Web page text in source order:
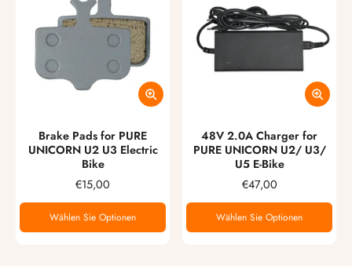
Brake Pads for PURE
UNICORN U2 U3 Electric
Bike
€15,00
Wählen Sie Optionen
48V 2.0A Charger for
PURE UNICORN U2/ U3/
U5 E-Bike
€47,00
Wählen Sie Optionen